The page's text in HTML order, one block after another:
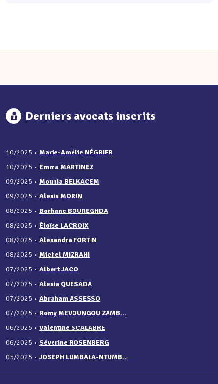
Derniers avocats inscrits
10/2025 • Marie-Amélie NÉGRIER
10/2025 • Emma MARTINEZ
09/2025 • Mounia BELKACEM
09/2025 • Alexis MORIN
08/2025 • Borhane BOUREGHDA
08/2025 • Éloïse LACROIX
08/2025 • Alexandra FORTIN
08/2025 • Michel MIZRAHI
07/2025 • Albert JACO
07/2025 • Alexia QUESADA
07/2025 • Abraham ASSESSO
07/2025 • Romy MEVOUNGOU ZAMB...
06/2025 • Valentine SCALABRE
06/2025 • Séverine ROSENBERG
05/2025 • JOSEPH LUMBALA-NTUMB...